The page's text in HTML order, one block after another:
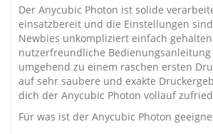
Der Anycubic Photon ist solide
einsatzbereit und die Einstellungen
Newbies unkompliziert einfach
nutzerfreundliche
umgehend zu einem raschen ersten
auf sehr saubere und exakte
dich der Anycubic Photon vollauf
Für was ist der Anycubic Photon